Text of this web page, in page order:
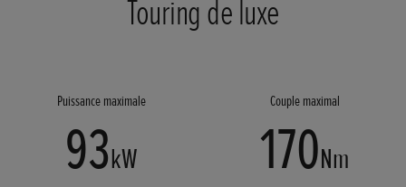
Touring de luxe
Puissance maximale
93kW
Couple maximal
170Nm